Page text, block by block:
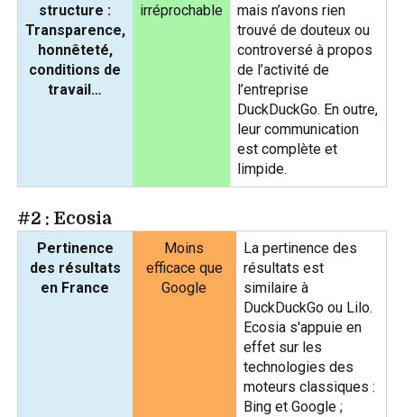
structure :
Transparence,
honnêteté,
conditions de
travail…
irréprochable
mais n’avons rien
trouvé de douteux ou
controversé à propos
de l’activité de
l’entreprise
DuckDuckGo. En outre,
leur communication
est complète et
limpide.
#2 : Ecosia
Pertinence
des résultats
en France
Moins
efficace que
Google
La pertinence des
résultats est
similaire à
DuckDuckGo ou Lilo.
Ecosia s'appuie en
effet sur les
technologies des
moteurs classiques :
Bing et Google ;